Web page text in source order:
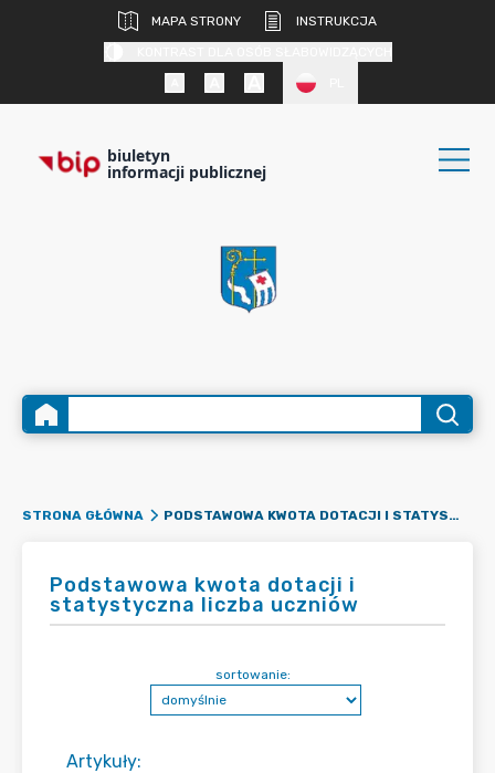
MAPA STRONY
INSTRUKCJA
biuletyn
informacji publicznej
STRONA GŁÓWNA PODSTAWOWA KWOTA DOTACJI I STATYSTYCZNA LICZBA UCZNIÓW
Podstawowa kwota dotacji i
statystyczna liczba uczniów
Artykuły:
sortowanie: